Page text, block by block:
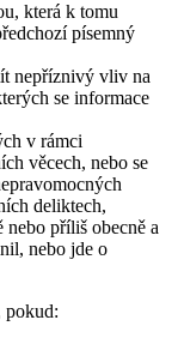
která k tomu
písemný
nepříznivý vliv na
se informace
v rámci
věcech, nebo se
deliktech,
nebo příliš obecně a
nebo jde o
pokud: